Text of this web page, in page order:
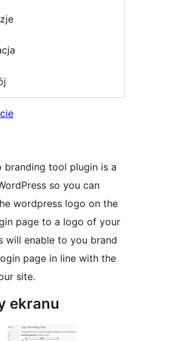
branding tool plugin is a
so you can
wordpress logo on the
page to a logo of your
will enable to you brand
page in line with the
site.
ekranu